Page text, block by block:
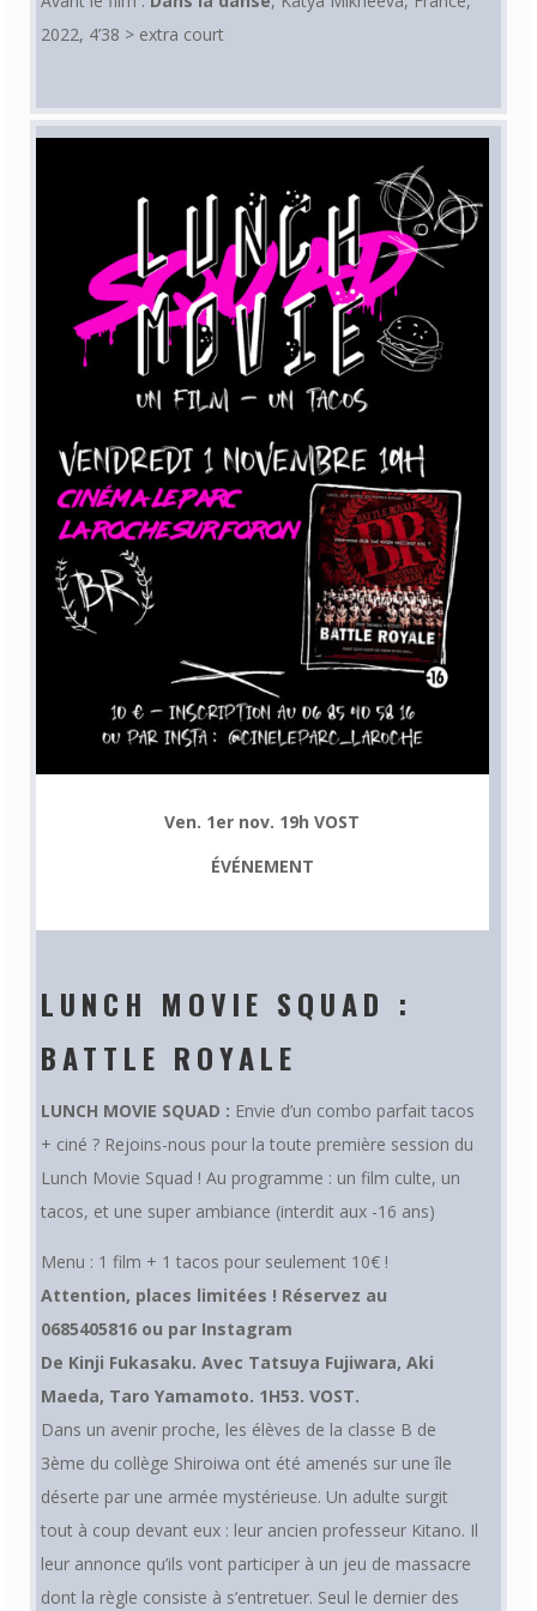
2022, 4’38 > extra court
Ven. 1er nov. 19h VOST
ÉVÉNEMENT
LUNCH MOVIE SQUAD :
BATTLE ROYALE
LUNCH MOVIE SQUAD : Envie d’un combo parfait tacos
+ ciné ? Rejoins-nous pour la toute première session du
Lunch Movie Squad ! Au programme : un film culte, un
tacos, et une super ambiance (interdit aux -16 ans)
Menu : 1 film + 1 tacos pour seulement 10€ !
Attention, places limitées ! Réservez au
0685405816 ou par Instagram
De Kinji Fukasaku.Avec Tatsuya Fujiwara,Aki
Maeda, Taro Yamamoto. 1H53. VOST.
Dans un avenir proche, les élèves de la classe B de
3ème du collège Shiroiwa ont été amenés sur une île
déserte par une armée mystérieuse. Un adulte surgit
tout à coup devant eux : leur ancien professeur Kitano. Il
leur annonce qu’ils vont participer à un jeu de massacre
dont la règle consiste à s’entretuer. Seul le dernier des